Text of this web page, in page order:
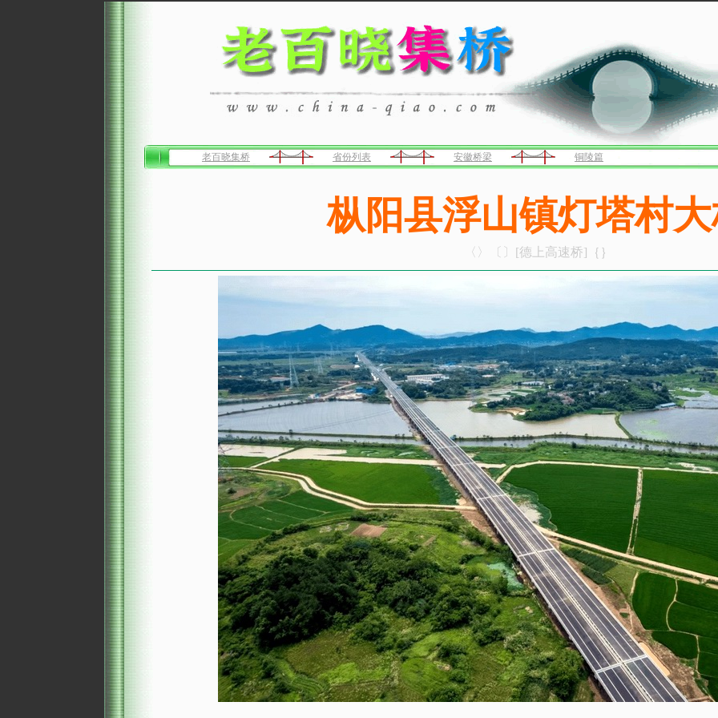
老百晓集桥 省份列表 安徽桥梁 铜陵篇
枞阳县浮山镇灯塔村
〈〉〔〕[德上高速桥]｛｝